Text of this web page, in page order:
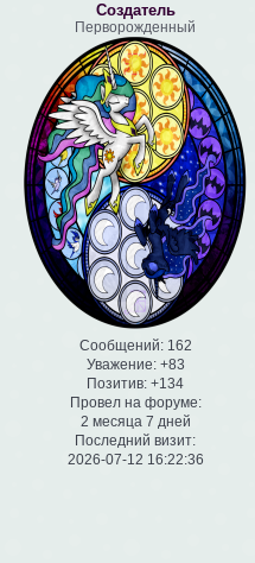
Создатель
Перворожденный
Сообщений:162
Уважение: +83
Позитив: +134
Провел на форуме:
2 месяца 7 дней
Последний визит:
2026-07-12 16:22:36